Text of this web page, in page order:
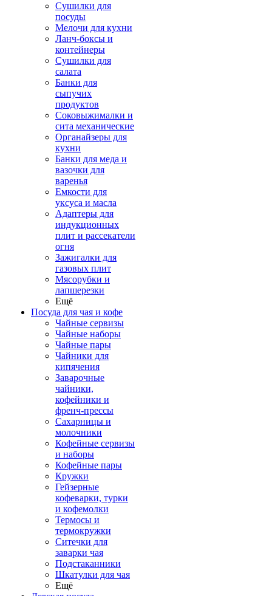
Сушилки для
посуды
Мелочи для кухни
Ланч-боксы и
контейнеры
Сушилки для
салата
Банки для
сыпучих
продуктов
Соковыжималки и
сита механические
Органайзеры для
кухни
Банки для меда и
вазочки для
варенья
Емкости для
уксуса и масла
Адаптеры для
индукционных
плит и рассекатели
огня
Зажигалки для
газовых плит
Мясорубки и
лапшерезки
Ещё
Посуда для чая и кофе
Чайные сервизы
Чайные наборы
Чайные пары
Чайники для
кипячения
Заварочные
чайники,
кофейники и
френч-прессы
Сахарницы и
молочники
Кофейные сервизы
и наборы
Кофейные пары
Кружки
Гейзерные
кофеварки, турки
и кофемолки
Термосы и
термокружки
Ситечки для
заварки чая
Подстаканники
Шкатулки для чая
Ещё